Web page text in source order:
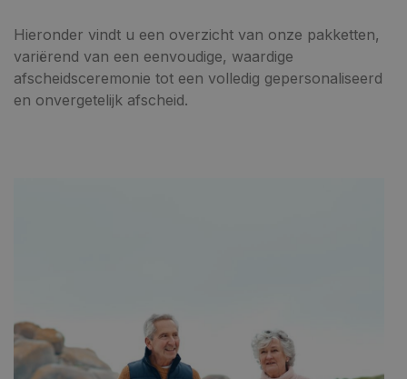
Hieronder vindt u een overzicht van onze pakketten,
variërend van een eenvoudige, waardige
afscheidsceremonie tot een volledig gepersonaliseerd
en onvergetelijk afscheid.